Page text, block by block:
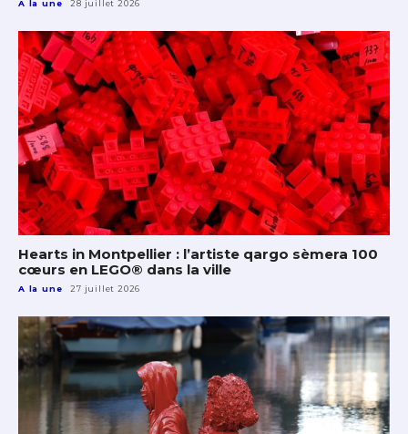
A la une 28 juillet 2026
Hearts in Montpellier : l’artiste qargo sèmera 100
cœurs en LEGO® dans la ville
A la une 27 juillet 2026